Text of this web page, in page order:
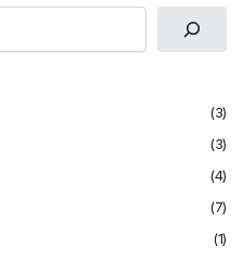
(3)
(3)
(4)
(7)
(1)